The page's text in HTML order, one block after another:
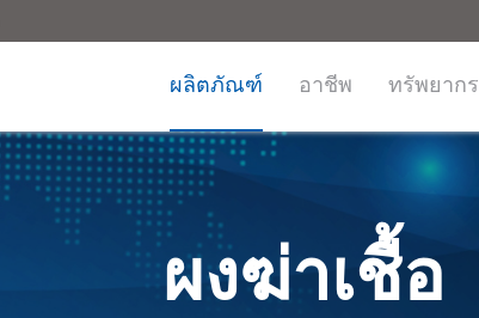
ผลิตภัณฑ์ อาชีพ ทรัพยากร
ผงฆ่าเชื้อ